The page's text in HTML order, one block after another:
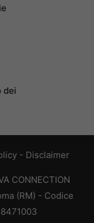
dei
- Disclaimer
CONNECTION
(RM) - Codice